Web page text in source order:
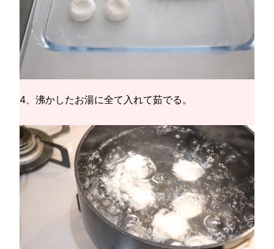
4、沸かしたお湯に全て入れて茹でる。